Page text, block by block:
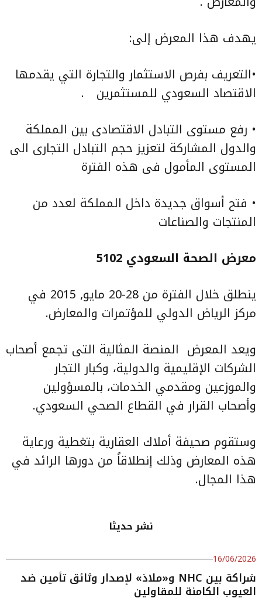
يهدف هذا المعرض إلى:
•التعريف بفرص الاستثمار والتجارة التي يقدمها
الاقتصاد السعودي للمستثمرين
.
• رفع مستوى التبادل الاقتصادى بين المملكة
والدول المشاركة لتعزيز حجم التبادل التجارى الى
المستوى المأمول فى هذه الفترة
• فتح أسواق جديدة داخل المملكة لعدد من
المنتجات والصناعات
معرض الصحة السعودي 5102
ينطلق خلال الفترة من 28-20 مايو, 2015 في
مركز الرياض الدولي للمؤتمرات والمعارض.
ويعد المعرض المنصة المثالية التى تجمع أصحاب
الشركات الإقليمية والدولية، وكبار التجار
والموزعين ومقدمي الخدمات، بالمسؤولين
وأصحاب القرار في القطاع الصحي السعودي.
وستقوم صحيفة أملاك العقارية بتغطية ورعاية
هذه المعارض وذلك إنطلاقاً من دورها الرائد في
هذا المجال.
نشر حديثا
16/06/2026
شراكة بين NHC و«ملاذ» لإصدار وثائق تأمين ضد
العيوب الكامنة للمقاولين